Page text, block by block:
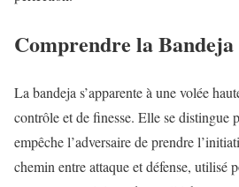
Comprendre la Bandeja
La bandeja s’apparente à une volée
contrôle et de finesse. Elle se distingue
empêche l’adversaire de prendre
chemin entre attaque et défense, utilisé